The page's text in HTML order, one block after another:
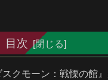
目次
クモーン：戦慄の館